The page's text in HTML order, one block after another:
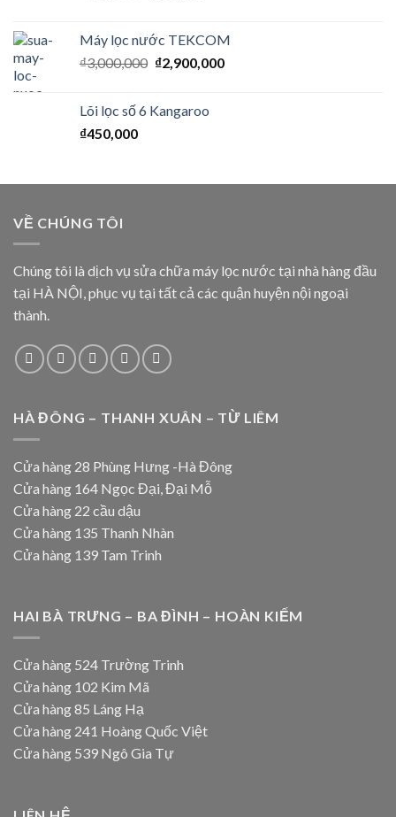
Máy lọc nước TEKCOM
₫3,000,000 ₫2,900,000
Lõi lọc số 6 Kangaroo
₫450,000
VỀ CHÚNG TÔI
Chúng tôi là dịch vụ sửa chữa máy lọc nước tại nhà hàng đầu
tại HÀ NỘI, phục vụ tại tất cả các quận huyện nội ngoại
thành.
HÀ ĐÔNG – THANH XUÂN – TỪ LIÊM
Cửa hàng 28 Phùng Hưng -Hà Đông
Cửa hàng 164 Ngọc Đại, Đại Mỗ
Cửa hàng 22 cầu dậu
Cửa hàng 135 Thanh Nhàn
Cửa hàng 139 Tam Trinh
HAI BÀ TRƯNG – BA ĐÌNH – HOÀN KIẾM
Cửa hàng 524 Trường Trinh
Cửa hàng 102 Kim Mã
Cửa hàng 85 Láng Hạ
Cửa hàng 241 Hoàng Quốc Việt
Cửa hàng 539 Ngô Gia Tự